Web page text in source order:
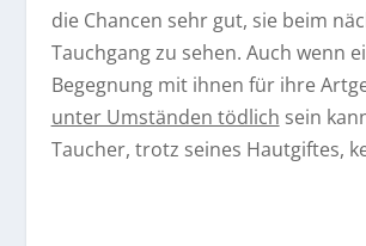
die Chancen sehr gut, sie beim
Tauchgang zu sehen. Auch wenn
Begegnung mit ihnen für ihre
unter Umständen tödlich sein
Taucher, trotz seines Hautgiftes,